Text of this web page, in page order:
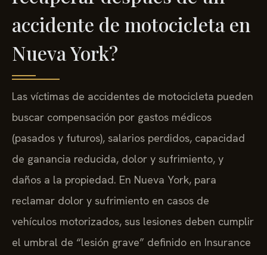
accidente de motocicleta en
Nueva York?
Las víctimas de accidentes de motocicleta pueden
buscar compensación por gastos médicos
(pasados y futuros), salarios perdidos, capacidad
de ganancia reducida, dolor y sufrimiento, y
daños a la propiedad. En Nueva York, para
reclamar dolor y sufrimiento en casos de
vehículos motorizados, sus lesiones deben cumplir
el umbral de “lesión grave” definido en Insurance